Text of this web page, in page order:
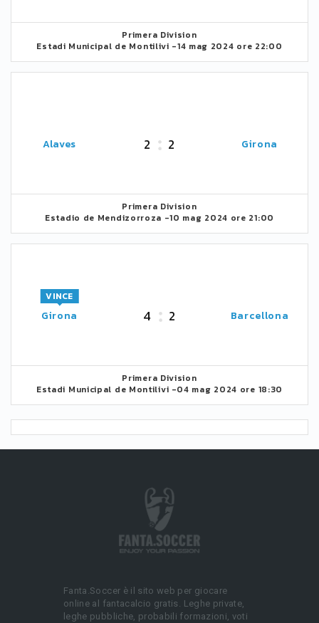
Primera Division
Estadi Municipal de Montilivi -14 mag 2024 ore 22:00
Alaves 2 2 Girona
Primera Division
Estadio de Mendizorroza -10 mag 2024 ore 21:00
Girona
VINCE
4 2 Barcellona
Primera Division
Estadi Municipal de Montilivi -04 mag 2024 ore 18:30
Fanta.Soccer è il sito web per giocare
online al fantacalcio gratis. Leghe private,
leghe pubbliche, probabili formazioni, voti